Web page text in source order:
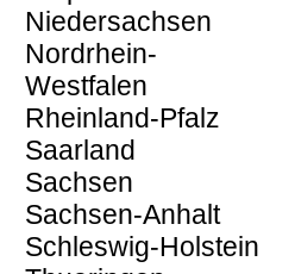
Niedersachsen
Nordrhein-
Westfalen
Rheinland-Pfalz
Saarland
Sachsen
Sachsen-Anhalt
Schleswig-Holstein